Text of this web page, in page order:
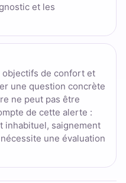
et les
objectifs de confort et
une question concrète
ne peut pas être
de cette alerte :
inhabituel, saignement
une évaluation